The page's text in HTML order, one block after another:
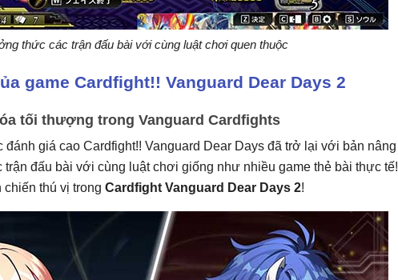
thức các trận đấu bài với cùng luật chơi quen thuộc
game Cardfight!! Vanguard Dear Days 2
tối thượng trong Vanguard Cardfights
đánh giá cao Cardfight!! Vanguard Dear Days đã trở lại với bản nâng
đấu bài với cùng luật chơi giống như nhiều game thẻ bài thực tế!
thú vị trong Cardfight Vanguard Dear Days 2!